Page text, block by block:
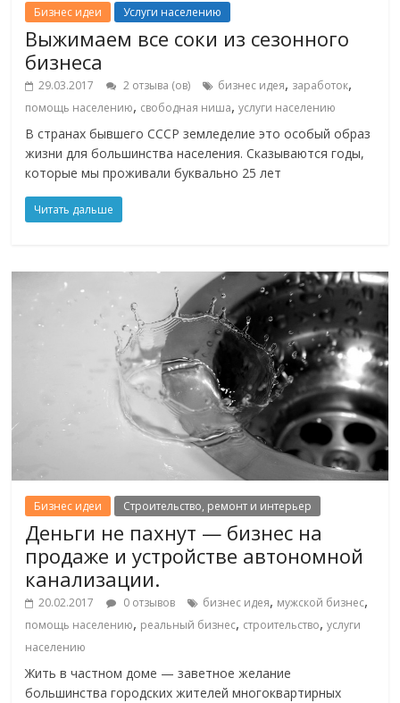
Бизнес идеи Услуги населению
Выжимаем все соки из сезонного
бизнеса
29.03.2017 2 отзыва (ов) бизнес идея, заработок,
помощь населению, свободная ниша,услуги населению
В странах бывшего СССР земледелие это особый образ
жизни для большинства населения. Сказываются годы,
которые мы проживали буквально 25 лет
Читать дальше
Бизнес идеи Строительство, ремонт и интерьер
Деньги не пахнут — бизнес на
продаже и устройстве автономной
канализации.
20.02.2017 0 отзывов бизнес идея, мужской бизнес,
помощь населению, реальный бизнес, строительство,услуги
населению
Жить в частном доме — заветное желание
большинства городских жителей многоквартирных